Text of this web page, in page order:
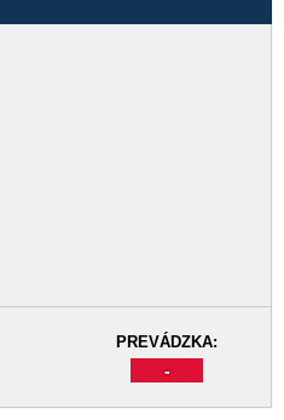
PREVÁDZKA:
-